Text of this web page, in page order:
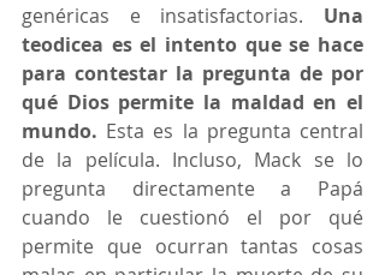
genéricas e insatisfactorias. Una
teodicea es el intento que se hace
para contestar la pregunta de por
qué Dios permite la maldad en el
mundo. Esta es la pregunta central
de la película. Incluso, Mack se lo
pregunta directamente a Papá
cuando le cuestionó el por qué
permite que ocurran tantas cosas